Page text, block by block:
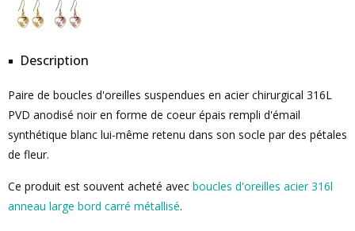
Description
Paire de boucles d'oreilles suspendues en acier chirurgical 316L
PVD anodisé noir en forme de coeur épais rempli d'émail
synthétique blanc lui-même retenu dans son socle par des pétales
de fleur.
Ce produit est souvent acheté avec boucles d'oreilles acier 316l
anneau large bord carré métallisé.